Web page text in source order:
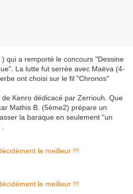
qui a remporté le concours "Dessine
La lutte fut serrée avec Maëva (4-
ont choisi sur le fil "Chronos"
Kenro dédicacé par Zerriouh. Que
Mathis B. (5ème2) prépare un
la baraque en seulement "un